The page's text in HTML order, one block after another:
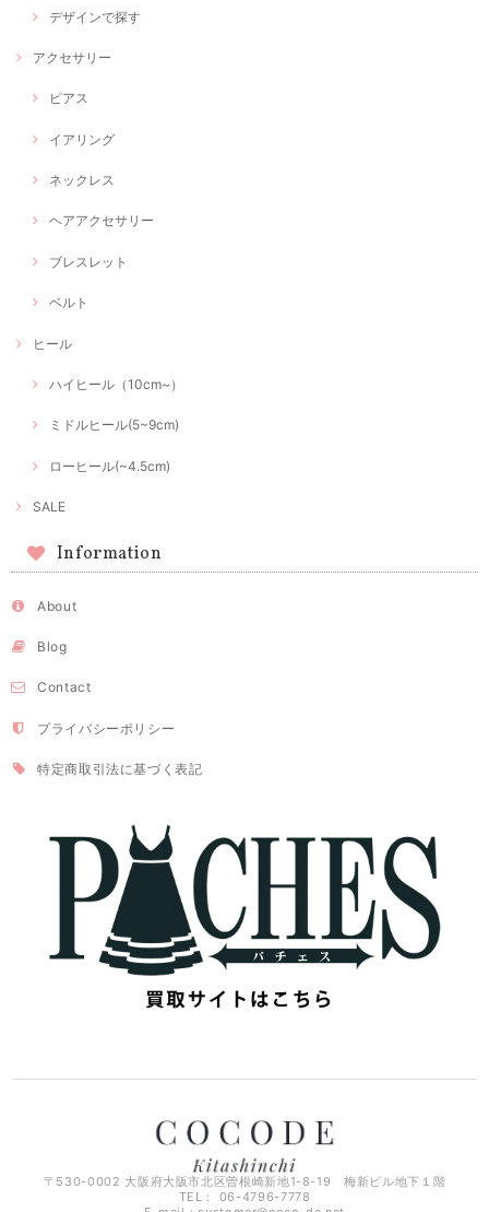
デザインで探す
アクセサリー
ピアス
イアリング
ネックレス
ヘアアクセサリー
ブレスレット
ベルト
ヒール
ハイヒール（10cm~）
ミドルヒール(5~9cm)
ローヒール(~4.5cm)
SALE
Information
About
Blog
Contact
プライバシーポリシー
特定商取引法に基づく表記
〒530-0002 大阪府大阪市北区曽根崎新地1-8-19 梅新ビル地下１階
TEL： 06-4796-7778